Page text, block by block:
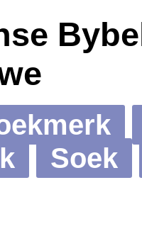
Soek